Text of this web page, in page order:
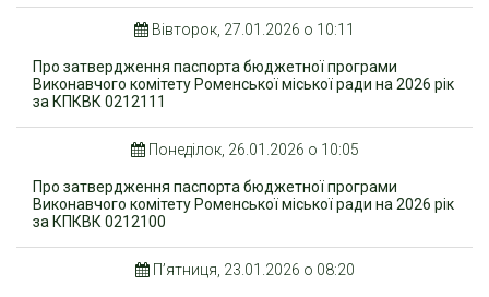
Вівторок, 27.01.2026 о 10:11
Про затвердження паспорта бюджетної програми
Виконавчого комітету Роменської міської ради на 2026 рік
за КПКВК 0212111
Понеділок, 26.01.2026 о 10:05
Про затвердження паспорта бюджетної програми
Виконавчого комітету Роменської міської ради на 2026 рік
за КПКВК 0212100
П’ятниця, 23.01.2026 о 08:20